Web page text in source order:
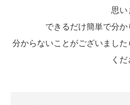
思い
できるだけ簡単で分か
分からないことがございまし
くだ